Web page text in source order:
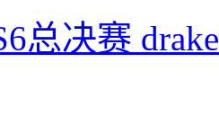
总决赛